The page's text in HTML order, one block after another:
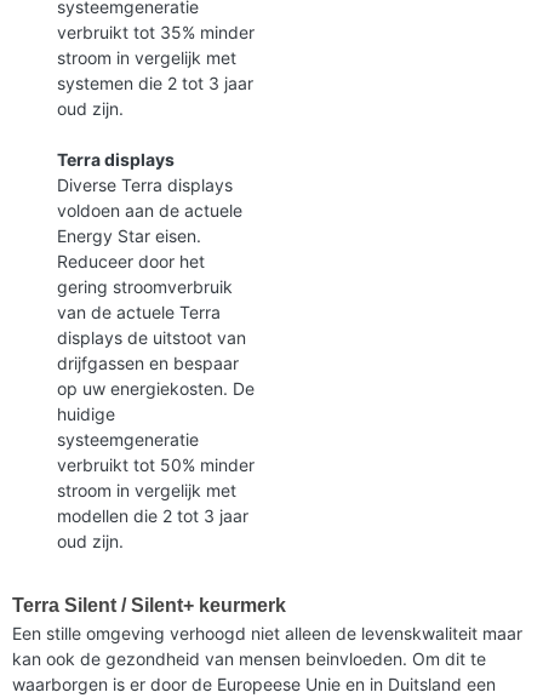
systeemgeneratie
verbruikt tot 35% minder
stroom in vergelijk met
systemen die 2 tot 3 jaar
oud zijn.
Terra displays
Diverse Terra displays
voldoen aan de actuele
Energy Star eisen.
Reduceer door het
gering stroomverbruik
van de actuele Terra
displays de uitstoot van
drijfgassen en bespaar
op uw energiekosten. De
huidige
systeemgeneratie
verbruikt tot 50% minder
stroom in vergelijk met
modellen die 2 tot 3 jaar
oud zijn.
Terra Silent / Silent+ keurmerk
Een stille omgeving verhoogd niet alleen de levenskwaliteit maar
kan ook de gezondheid van mensen beinvloeden. Om dit te
waarborgen is er door de Europeese Unie en in Duitsland een